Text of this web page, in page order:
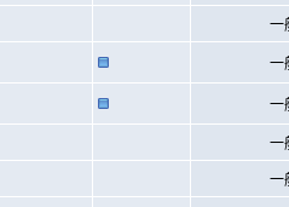
一
一
一
一
一